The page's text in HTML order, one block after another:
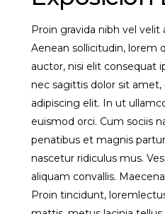
Proin gravida nibh vel velit
Aenean sollicitudin, lorem
auctor, nisi elit consequat
nec sagittis dolor sit
adipiscing elit. In ut
euismod orci. Cum sociis
penatibus et magnis
nascetur ridiculus mus.
aliquam convallis.
Proin tincidunt,